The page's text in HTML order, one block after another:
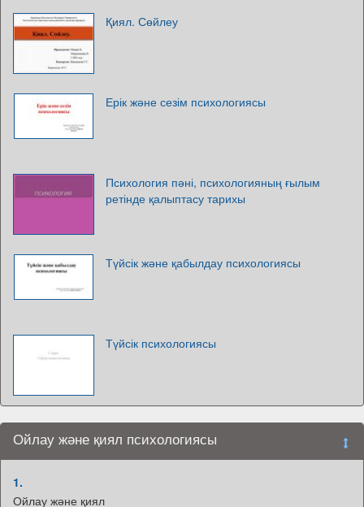
Қиял. Сөйлеу
Ерік және сезім психологиясы
Психология пәні, психологияның ғылым
ретінде қалыптасу тарихы
Түйсік және қабылдау психологиясы
Түйсік психологиясы
Ойлау және қиял психологиясы
1.
Ойлау және қиял